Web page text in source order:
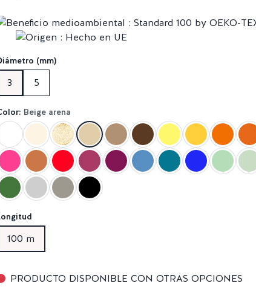
(mm)
3 5
Beige arena
100 m
PRODUCTO DISPONIBLE CON OTRAS OPCIONES